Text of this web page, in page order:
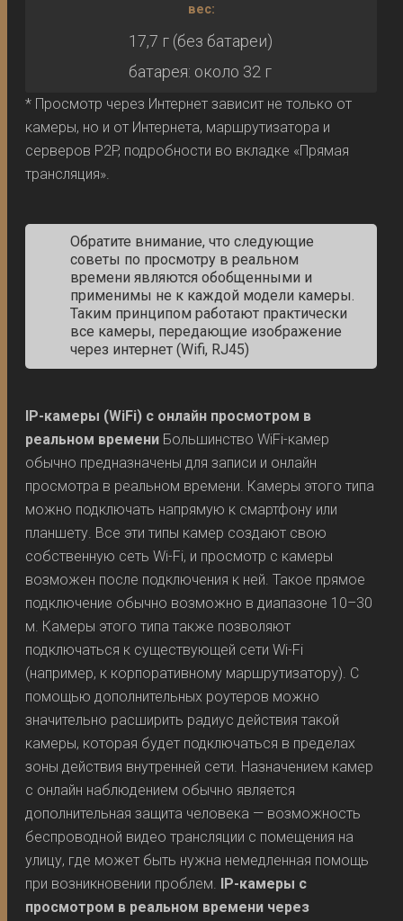
вес:
17,7 г (без батареи)
батарея: около 32 г
* Просмотр через Интернет зависит не только от
камеры, но и от Интернета, маршрутизатора и
серверов P2P, подробности во вкладке «Прямая
трансляция».
Обратите внимание, что следующие
советы по просмотру в реальном
времени являются обобщенными и
применимы не к каждой модели камеры.
Таким принципом работают практически
все камеры, передающие изображение
через интернет (Wifi, RJ45)
IP-камеры (WiFi) с онлайн просмотром в
реальном времени Большинство WiFi-камер
обычно предназначены для записи и онлайн
просмотра в реальном времени. Камеры этого типа
можно подключать напрямую к смартфону или
планшету. Все эти типы камер создают свою
собственную сеть Wi-Fi, и просмотр с камеры
возможен после подключения к ней. Такое прямое
подключение обычно возможно в диапазоне 10–30
м. Камеры этого типа также позволяют
подключаться к существующей сети Wi-Fi
(например, к корпоративному маршрутизатору). С
помощью дополнительных роутеров можно
значительно расширить радиус действия такой
камеры, которая будет подключаться в пределах
зоны действия внутренней сети. Назначением камер
с онлайн наблюдением обычно является
дополнительная защита человека — возможность
беспроводной видео трансляции с помещения на
улицу, где может быть нужна немедленная помощь
при возникновении проблем. IP-камеры с
просмотром в реальном времени через